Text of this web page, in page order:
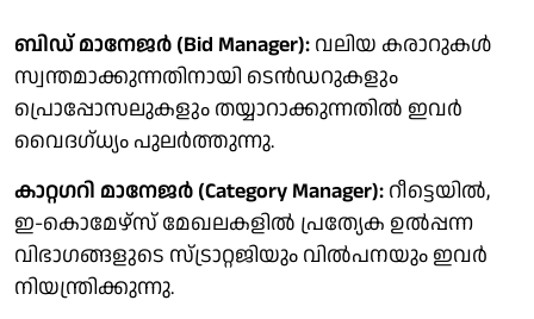
ബിഡ് മാനേജർ (Bid Manager): വലിയ കരാറുകൾ
സ്വന്തമാക്കുന്നതിനായി ടെൻഡറുകളും
പ്രൊപ്പോസലുകളും തയ്യാറാക്കുന്നതിൽ ഇവർ
വൈദഗ്ധ്യം പുലർത്തുന്നു.
കാറ്റഗറി മാനേജർ (Category Manager): റീട്ടെയിൽ,
ഇ-കൊമേഴ്‌സ് മേഖലകളിൽ പ്രത്യേക ഉൽപ്പന്ന
വിഭാഗങ്ങളുടെ സ്ട്രാറ്റജിയും വിൽപനയും ഇവർ
നിയന്ത്രിക്കുന്നു.